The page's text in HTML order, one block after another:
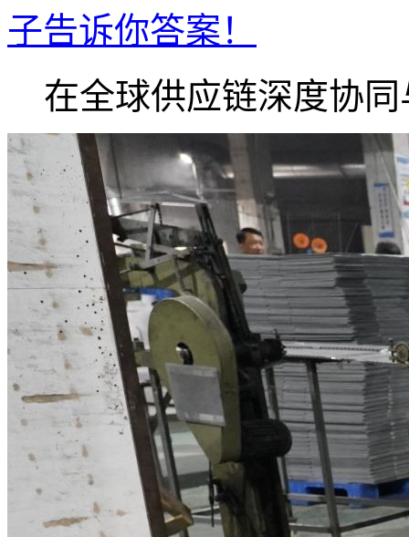
子告诉你答案！
在全球供应链深度协同